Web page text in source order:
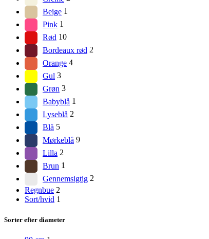
Beige 1
Pink 1
Rød 10
Bordeaux rød 2
Orange 4
Gul 3
Grøn 3
Babyblå 1
Lyseblå 2
Blå 5
Mørkeblå 9
Lilla 2
Brun 1
Gennemsigtig 2
Regnbue 2
Sort/hvid 1
Sorter efter diameter